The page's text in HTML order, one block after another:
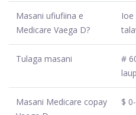
Masani ufiufiina e
Medicare Vaega D?
Ioe
Tulaga masani
#
Masani Medicare copay
$